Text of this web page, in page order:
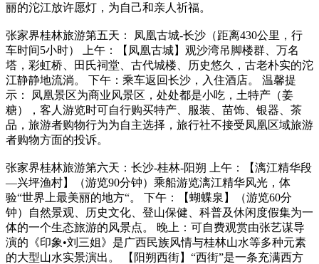
丽的沱江放许愿灯，为自己和亲人祈福。
张家界桂林旅游第五天： 凤凰古城-长沙（距离430公里，行
车时间5小时） 上午：【凤凰古城】观沙湾吊脚楼群、万名
塔，彩虹桥、田氏祠堂、古代城楼、历史悠久，古老朴实的沱
江静静地流淌。 下午：乘车返回长沙，入住酒店。 温馨提
示： 凤凰景区为商业风景区，处处都是小吃，土特产（姜
糖），客人游览时可自行购买特产、服装、苗饰、银器、茶
品，旅游者购物行为为自主选择，旅行社不接受凤凰区域旅游
者购物方面的投诉。
张家界桂林旅游第六天：长沙-桂林-阳朔 上午：【漓江精华段
—兴坪渔村】（游览90分钟）乘船游览漓江精华风光，体
验“世界上最美丽的地方“。 下午：【蝴蝶泉】（游览60分
钟）自然景观、历史文化、登山保健、科普及休闲度假集为一
体的一个生态旅游的风景点。 晚上：可自费观赏由张艺谋导
演的《印象•刘三姐》是广西民族风情与桂林山水等多种元素
的大型山水实景演出。 【阳朔西街】“西街”是一条充满西方